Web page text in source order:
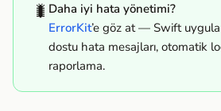
🐛 Daha iyi hata yönetimi?
ErrorKit’e göz at — Swift
dostu hata mesajları, otomatik
raporlama.